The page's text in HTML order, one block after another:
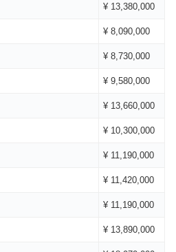
¥ 13,380,000
¥ 8,090,000
¥ 8,730,000
¥ 9,580,000
¥ 13,660,000
¥ 10,300,000
¥ 11,190,000
¥ 11,420,000
¥ 11,190,000
¥ 13,890,000